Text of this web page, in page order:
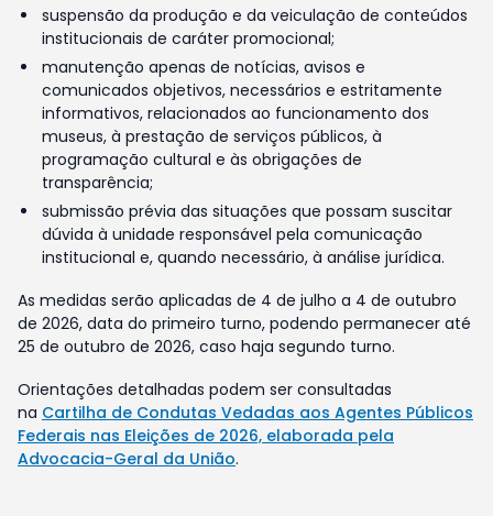
suspensão da produção e da veiculação de conteúdos
institucionais de caráter promocional;
manutenção apenas de notícias, avisos e
comunicados objetivos, necessários e estritamente
informativos, relacionados ao funcionamento dos
museus, à prestação de serviços públicos, à
programação cultural e às obrigações de
transparência;
submissão prévia das situações que possam suscitar
dúvida à unidade responsável pela comunicação
institucional e, quando necessário, à análise jurídica.
As medidas serão aplicadas de 4 de julho a 4 de outubro
de 2026, data do primeiro turno, podendo permanecer até
25 de outubro de 2026, caso haja segundo turno.
Orientações detalhadas podem ser consultadas
na Cartilha de Condutas Vedadas aos Agentes Públicos
Federais nas Eleições de 2026, elaborada pela
Advocacia-Geral da União.